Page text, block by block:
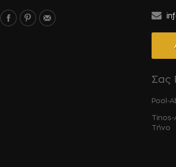
Σας
Pool-
Τήνο